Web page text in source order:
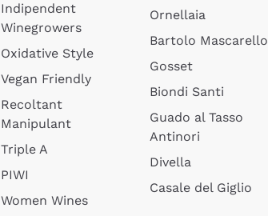
Indipendent
Winegrowers
Oxidative Style
Vegan Friendly
Recoltant
Manipulant
Triple A
PIWI
Women Wines
Ornellaia
Bartolo Mascarello
Gosset
Biondi Santi
Guado al Tasso
Antinori
Divella
Casale del Giglio